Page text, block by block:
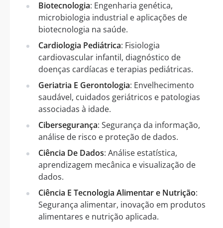
Biotecnologia: Engenharia genética,
microbiologia industrial e aplicações de
biotecnologia na saúde.
Cardiologia Pediátrica: Fisiologia
cardiovascular infantil, diagnóstico de
doenças cardíacas e terapias pediátricas.
Geriatria E Gerontologia: Envelhecimento
saudável, cuidados geriátricos e patologias
associadas à idade.
Cibersegurança: Segurança da informação,
análise de risco e proteção de dados.
Ciência De Dados: Análise estatística,
aprendizagem mecânica e visualização de
dados.
Ciência E Tecnologia Alimentar e Nutrição:
Segurança alimentar, inovação em produtos
alimentares e nutrição aplicada.